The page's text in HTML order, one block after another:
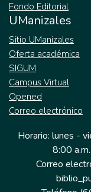
Fondo Editorial
UManizales
Sitio UManizales
Oferta académica
SIGUM
Campus Virtual
Opened
Correo electrónico
Horario: lunes -
8:00
Correo